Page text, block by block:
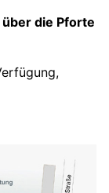
die Pforte